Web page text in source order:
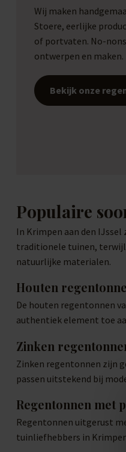
Wij maken
Stoere, eerlijke
of portvaten. No-
ontwerpen en maken.
Bekijk onze
Populaire
In Krimpen aan den
traditionele tuinen, terwijl
natuurlijke materialen.
Houten
De houten regentonnen
authentiek element toe
Zinken
Zinken regentonnen zijn
passen uitstekend bij
Regentonnen met
Regentonnen uitgerust
tuinliefhebbers in